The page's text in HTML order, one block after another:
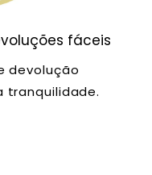
fáceis
devolução
tranquilidade.